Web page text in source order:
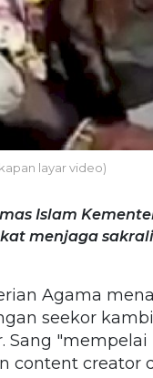
layar video)
Islam
menjaga
Agama
seekor
Sang
content creator